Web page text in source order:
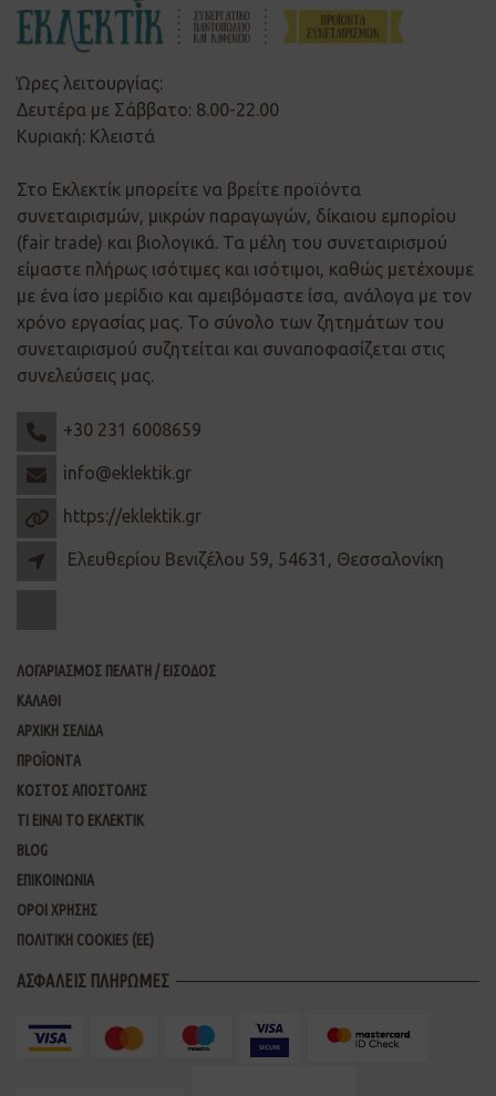
Ώρες λειτουργίας:
Δευτέρα με Σάββατο: 8.00-22.00
Κυριακή: Κλειστά
Στο Εκλεκτίκ μπορείτε να βρείτε προϊόντα
συνεταιρισμών, μικρών παραγωγών, δίκαιου εμπορίου
(fair trade) και βιολογικά. Τα μέλη του συνεταιρισμού
είμαστε πλήρως ισότιμες και ισότιμοι, καθώς μετέχουμε
με ένα ίσο μερίδιο και αμειβόμαστε ίσα, ανάλογα με τον
χρόνο εργασίας μας. Το σύνολο των ζητημάτων του
συνεταιρισμού συζητείται και συναποφασίζεται στις
συνελεύσεις μας.
+30 231 6008659
info@eklektik.gr
https://eklektik.gr
Ελευθερίου Βενιζέλου 59, 54631, Θεσσαλονίκη
ΛΟΓΑΡΙΑΣΜΟΣ ΠΕΛΑΤΗ / ΕΙΣΟΔΟΣ
ΚΑΛΑΘΙ
ΑΡΧΙΚΗ ΣΕΛΙΔΑ
ΠΡΟΪΟΝΤΑ
ΚΟΣΤΟΣ ΑΠΟΣΤΟΛΗΣ
ΤΙ ΕΙΝΑΙ ΤΟ ΕΚΛΕΚΤΙΚ
BLOG
ΕΠΙΚΟΙΝΩΝΙΑ
ΟΡΟΙ ΧΡΗΣΗΣ
ΠΟΛΙΤΙΚΗ COOKIES (ΕΕ)
ΑΣΦΑΛΕΙΣ ΠΛΗΡΩΜΕΣ